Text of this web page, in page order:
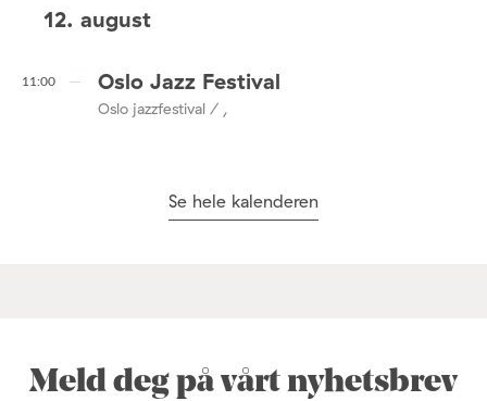
12. august
11:00 Oslo Jazz Festival
Oslo jazzfestival / ,
Se hele kalenderen
Meld deg på vårt nyhetsbrev